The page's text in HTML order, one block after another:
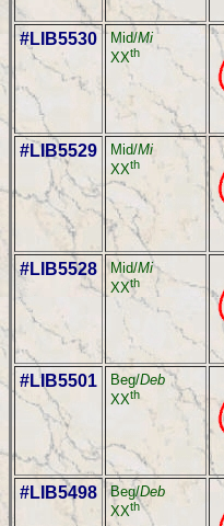
#LIB5530 Mid/Mi
XXth
#LIB5529
Mid/Mi
XXth
#LIB5528 Mid/Mi
XXth
#LIB5501
Beg/Deb
XXth
#LIB5498
Beg/Deb
XXth